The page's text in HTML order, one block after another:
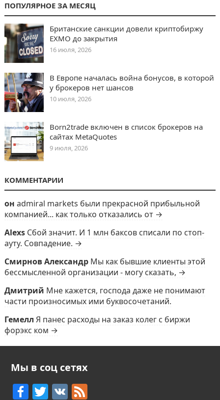
ПОПУЛЯРНОЕ ЗА МЕСЯЦ
Британские санкции довели криптобиржу
EXMO до закрытия
16 июля, 2026
В Европе началась война бонусов, в которой
у брокеров нет шансов
10 июля, 2026
Born2trade включен в список брокеров на
сайтах MetaQuotes
9 июля, 2026
КОММЕНТАРИИ
он admiral markets были прекрасной прибыльной
компанией... как только отказались от →
Alexs Сбой значит. И 1 млн баксов списали по стоп-
ауту. Совпадение. →
Смирнов Александр Мы как бывшие клиенты этой
бессмысленной организации - могу сказать, →
Дмитрий Мне кажется, господа даже не понимают
части произносимых ими буквосочетаний.
Гемелл Я панес расходы на заказ колег с биржи
форэкс ком →
Мы в соц сетях
F T V F